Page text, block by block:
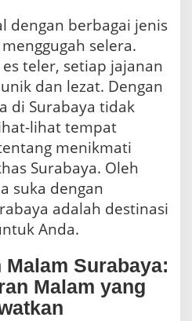
dengan berbagai jenis
selera.
teler, setiap jajanan
dan lezat. Dengan
di Surabaya tidak
lihat tempat
menikmati
Surabaya. Oleh
suka dengan
adalah destinasi
Anda.
Surabaya:
Malam yang